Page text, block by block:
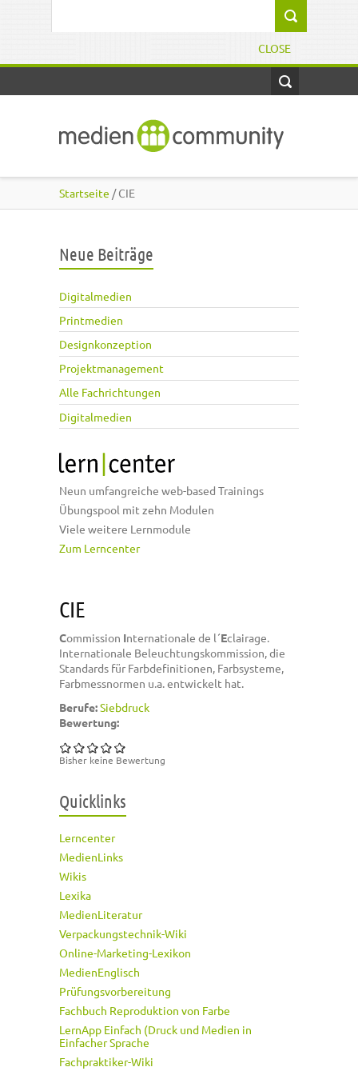
CLOSE
Startseite / CIE
Neue Beiträge
Digitalmedien
Printmedien
Designkonzeption
Projektmanagement
Alle Fachrichtungen
Digitalmedien
Neun umfangreiche web-based Trainings
Übungspool mit zehn Modulen
Viele weitere Lernmodule
Zum Lerncenter
CIE
Commission Internationale de l´Eclairage.
Internationale Beleuchtungskommission, die
Standards für Farbdefinitionen, Farbsysteme,
Farbmessnormen u.a. entwickelt hat.
Berufe:Siebdruck
Bewertung:
Bisher keine Bewertung
Quicklinks
Lerncenter
MedienLinks
Wikis
Lexika
MedienLiteratur
Verpackungstechnik-Wiki
Online-Marketing-Lexikon
MedienEnglisch
Prüfungsvorbereitung
Fachbuch Reproduktion von Farbe
LernApp Einfach (Druck und Medien in
Einfacher Sprache
Fachpraktiker-Wiki